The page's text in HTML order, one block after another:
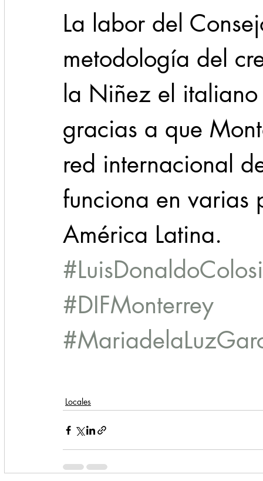
La labor del
metodología del
la Niñez el italiano
gracias a que
red internacional
funciona en varias
América Latina.
#DIFMonterrey
Locales